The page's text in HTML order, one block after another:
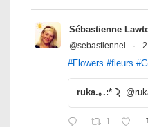
Sébastienne
@sebastiennel ·
#Flowers #fleurs
ruka.｡.:*☽ฺ
1